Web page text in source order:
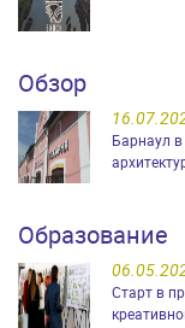
Обзор
Барнаул
Образование
Старт в